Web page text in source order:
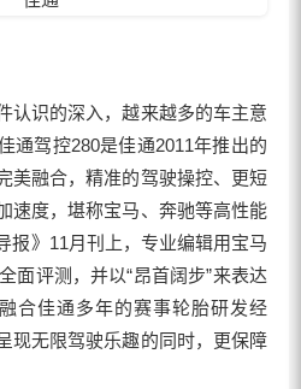
识的深入，越来越多的车主意
通驾控280是佳通2011年推出的
美融合，精准的驾驶操控、更短
速度，堪称宝马、奔驰等高性能
报》11月刊上，专业编辑用宝马
面评测，并以“昂首阔步”来表达
合佳通多年的赛事轮胎研发经
现无限驾驶乐趣的同时，更保障